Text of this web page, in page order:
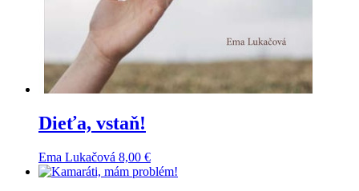
Dieťa, vstaň!
Ema Lukačová 8,00 €